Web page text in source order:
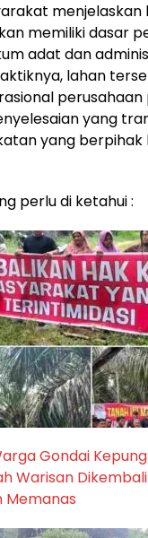
memiliki dasar
adat dan
lahan
yang
yang berpihak
perlu di ketahui :
Gondai Kepung
Warisan
Memanas